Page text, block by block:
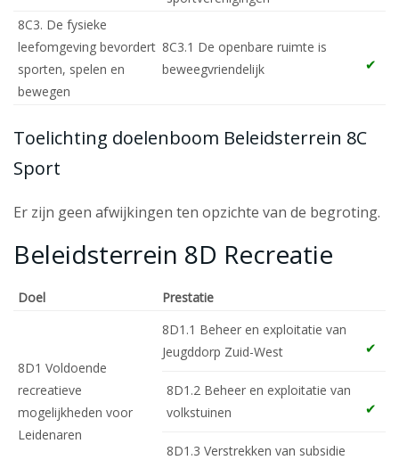
8C3. De fysieke
leefomgeving bevordert
sporten, spelen en
bewegen
8C3.1 De openbare ruimte is
beweegvriendelijk
Toelichting doelenboom Beleidsterrein 8C
Sport
Er zijn geen afwijkingen ten opzichte van de begroting.
Beleidsterrein 8D Recreatie
Doel Prestatie
8D1 Voldoende
recreatieve
mogelijkheden voor
Leidenaren
8D1.1 Beheer en exploitatie van
Jeugddorp Zuid-West
8D1.2 Beheer en exploitatie van
volkstuinen
8D1.3 Verstrekken van subsidie